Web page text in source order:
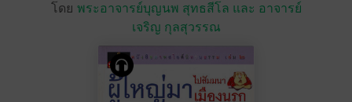
โดย พระอาจารย์บุญนพ สุทธสีโล และ อาจารย์
เจริญ กุลสุวรรณ